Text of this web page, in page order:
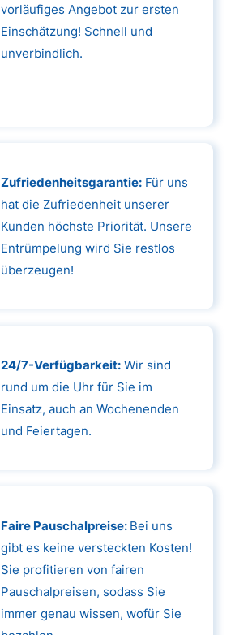
vorläufiges Angebot zur ersten
Einschätzung! Schnell und
unverbindlich.
Zufriedenheitsgarantie:Für uns
hat die Zufriedenheit unserer
Kunden höchste Priorität. Unsere
Entrümpelung wird Sie restlos
überzeugen!
24/7-Verfügbarkeit:Wir sind
rund um die Uhr für Sie im
Einsatz, auch an Wochenenden
und Feiertagen.
Faire Pauschalpreise: Bei uns
gibt es keine versteckten Kosten!
Sie profitieren von fairen
Pauschalpreisen, sodass Sie
immer genau wissen, wofür Sie